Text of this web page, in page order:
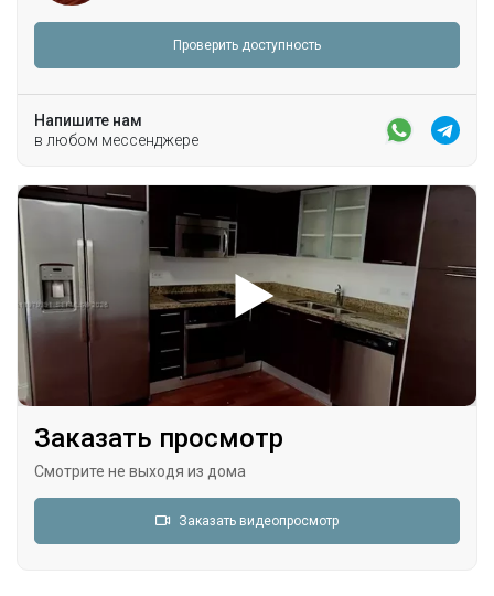
Проверить доступность
Напишите нам
в любом мессенджере
Заказать просмотр
Смотрите не выходя из дома
Заказать видеопросмотр